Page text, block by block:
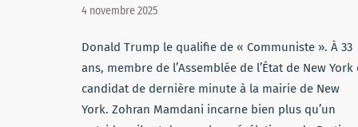
4 novembre 2025
Donald Trump le qualifie de « Communiste ». À 33
ans, membre de l’Assemblée de l’État de New York
candidat de dernière minute à la mairie de New
York. Zohran Mamdani incarne bien plus qu’un